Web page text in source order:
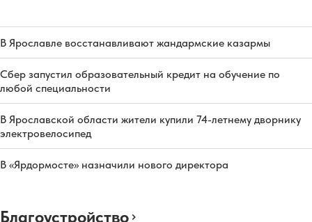
В Ярославле восстанавливают жандармские казармы
Сбер запустил образовательный кредит на обучение по
любой специальности
В Ярославской области жители купили 74-летнему дворнику
электровелосипед
В «Ярдормосте» назначили нового директора
Благоустройство